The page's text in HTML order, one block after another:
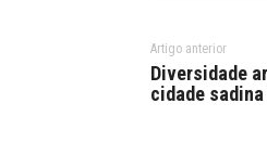
Artigo anterior
Diversidade
cidade sadina